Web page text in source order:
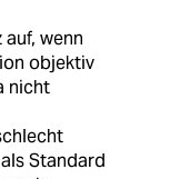
wenn
objektiv
nicht
Standard